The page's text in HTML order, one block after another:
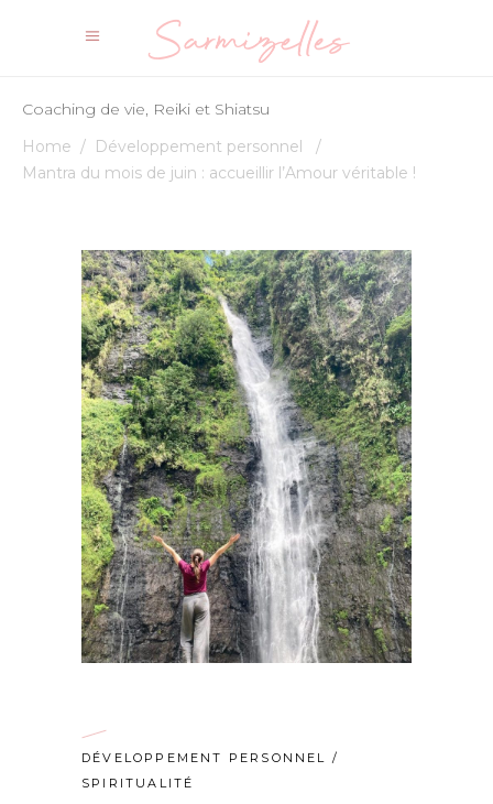
Coaching de vie, Reiki et Shiatsu
Home / Développement personnel
/
Mantra du mois de juin : accueillir l’Amour véritable !
DÉVELOPPEMENT PERSONNEL /
SPIRITUALITÉ